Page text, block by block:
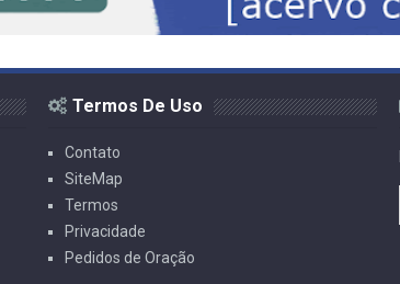
Termos De Uso
Contato
SiteMap
Termos
Privacidade
Pedidos de Oração